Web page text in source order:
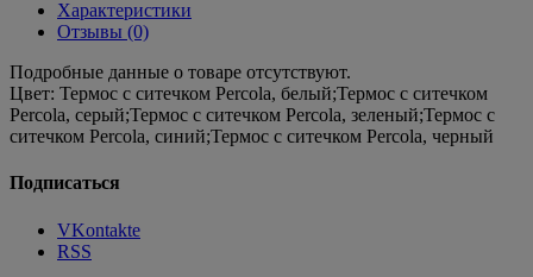
Характеристики
Отзывы (0)
Подробные данные о товаре отсутствуют.
Цвет: Термос с ситечком Percola, белый;Термос с ситечком
Percola, серый;Термос с ситечком Percola, зеленый;Термос с
ситечком Percola, синий;Термос с ситечком Percola, черный
Подписаться
VKontakte
RSS